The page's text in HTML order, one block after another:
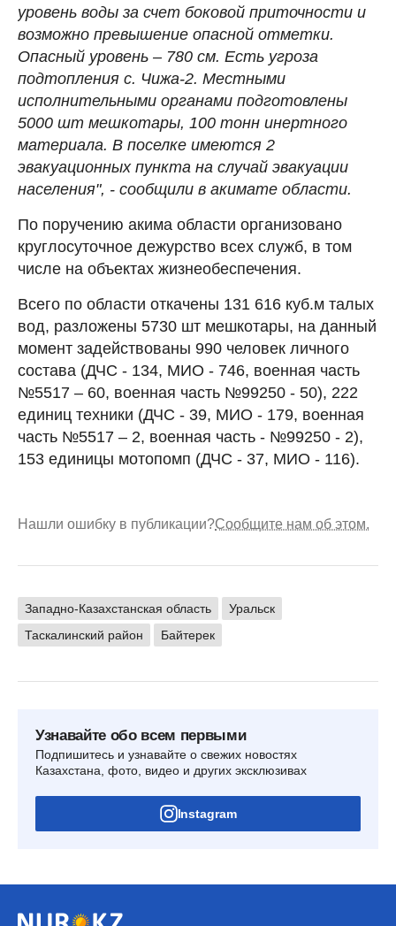
уровень воды за счет боковой приточности и
возможно превышение опасной отметки.
Опасный уровень – 780 см. Есть угроза
подтопления с. Чижа-2. Местными
исполнительными органами подготовлены
5000 шт мешкотары, 100 тонн инертного
материала. В поселке имеются 2
эвакуационных пункта на случай эвакуации
населения", - сообщили в акимате области.
По поручению акима области организовано
круглосуточное дежурство всех служб, в том
числе на объектах жизнеобеспечения.
Всего по области откачены 131 616 куб.м талых
вод, разложены 5730 шт мешкотары, на данный
момент задействованы 990 человек личного
состава (ДЧС - 134, МИО - 746, военная часть
№5517 – 60, военная часть №99250 - 50), 222
единиц техники (ДЧС - 39, МИО - 179, военная
часть №5517 – 2, военная часть - №99250 - 2),
153 единицы мотопомп (ДЧС - 37, МИО - 116).
Нашли ошибку в публикации?Сообщите нам об этом.
Западно-Казахстанская область
Уральск
Таскалинский район
Байтерек
Узнавайте обо всем первыми
Подпишитесь и узнавайте о свежих новостях
Казахстана, фото, видео и других эксклюзивах
Instagram